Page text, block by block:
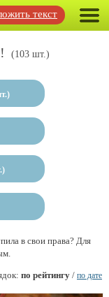
текст
(103 шт.)
в свои права? Для
по рейтингу / по дате